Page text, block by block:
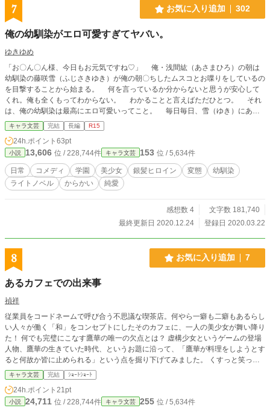
7 お気に入り追加 302
俺の幼馴染がエロ可愛すぎてヤバい。
ゆきゆめ
「お〇ん〇ん様、今日もお元気ですね♡」 俺・浅間紘（あさまひろ）の朝は
幼馴染の藤咲雪（ふじさきゆき）が俺の朝〇ちしたムスコとお喋りをしているの
を目撃することから始まる。 何を言っているか分からないと思うが安心して
くれ。俺も全くもってわからない。 わかることと言えばただひとつ。 それ
は、俺の幼馴染は最高にエロ可愛いってこと。 毎日毎日、雪（ゆき）にあれ
やこれやと弄られまくるのは疲れるけれど、なんやかんや楽しくもあって。
そしてやっぱり思うことは、俺の幼馴染は最高にエロ可愛いということ。 こ
れはたぶん、ツッコミ待ちで弄りたがりやの幼馴染と、そんな彼女に振り回され
まくりでツッコミまくりな俺の、青春やラブがあったりなかったりもする感じの
日常コメディだ。（ツッコミはえっちな言葉ではないです）
キャラ文芸 完結 長編 R15
24h.ポイント 63pt
小説 13,606 位 / 228,744件 キャラ文芸 153 位 / 5,634件
日常 コメディ 学園 美少女 銀髪ヒロイン 変態
幼馴染
ライトノベル
からかい 純愛
感想数 4
文字数 181,740
最終更新日 2020.12.24
登録日 2020.03.22
8 お気に入り追加 7
あるカフェでの出来事
禎祥
従業員をコードネームで呼び合う不思議な喫茶店。何やら一癖も二癖もあるらし
い人々が働く「和」をコンセプトにしたそのカフェに、一人の美少女が舞い降り
た！ 何でも完璧にこなす鷹華の唯一の欠点とは？ 虚構少女というゲームの登場
人物、鷹華の生きていた時代、というお題に沿って、「鷹華が料理をしようとす
ると何故か皆に止められる」という点を掘り下げてみました。 くすっと笑って
いただけたら嬉しいです。 因みに原作ゲームの世界観は以下の通り。 ■世界観
舞台は動植物が絶滅し、資源が枯渇し、海も枯れた世界。 荒廃した世界で娯楽
を求めた人類は五感を｢錯覚｣させる装置『E.G.O』を開発した。 ある日、突如
『E.G.O』が機能を停止した。 その原因を探るべく、兵器データと、 かつて実
キャラ文芸 完結 ｼｮｰﾄｼｮｰﾄ
24h.ポイント 21pt
小説 24,711 位 / 228,744件 キャラ文芸 255 位 / 5,634件